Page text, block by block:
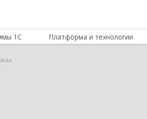
1С Платформа и технологии